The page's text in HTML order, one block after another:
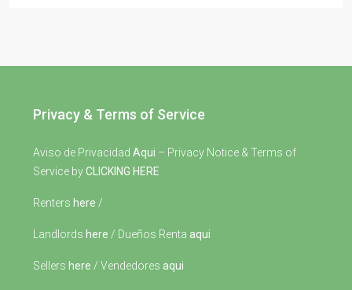
Privacy & Terms of Service
Aviso de Privacidad Aqui – Privacy Notice & Terms of
Service byCLICKING HERE
Renters here /
Landlords here / Dueños Renta aqui
Sellers here / Vendedores aqui